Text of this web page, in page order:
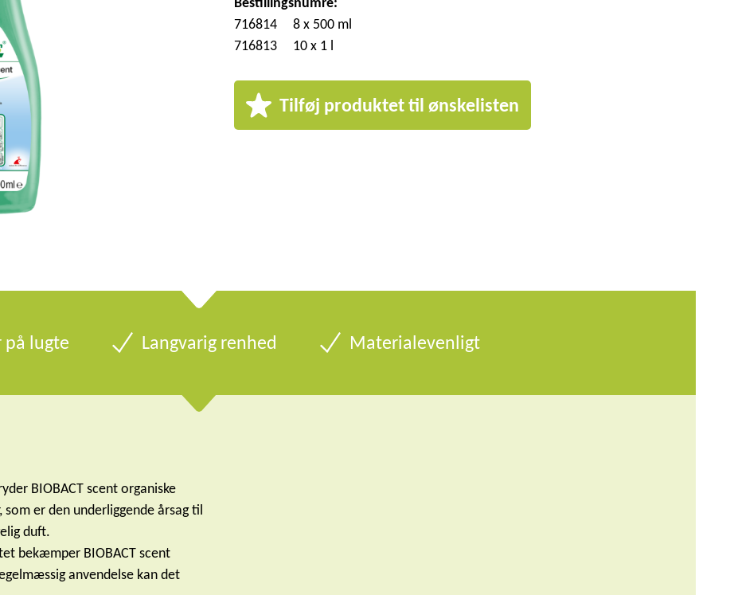
716814
8 x 500 ml
716813
10 x 1 l
Tilføj produktet til ønskelisten
på lugte Langvarig renhed Materialevenligt
BIOBACT scent organiske
er den underliggende årsag til
duft.
bekæmper BIOBACT scent
anvendelse kan det